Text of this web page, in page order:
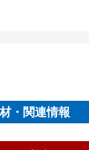
・関連情報